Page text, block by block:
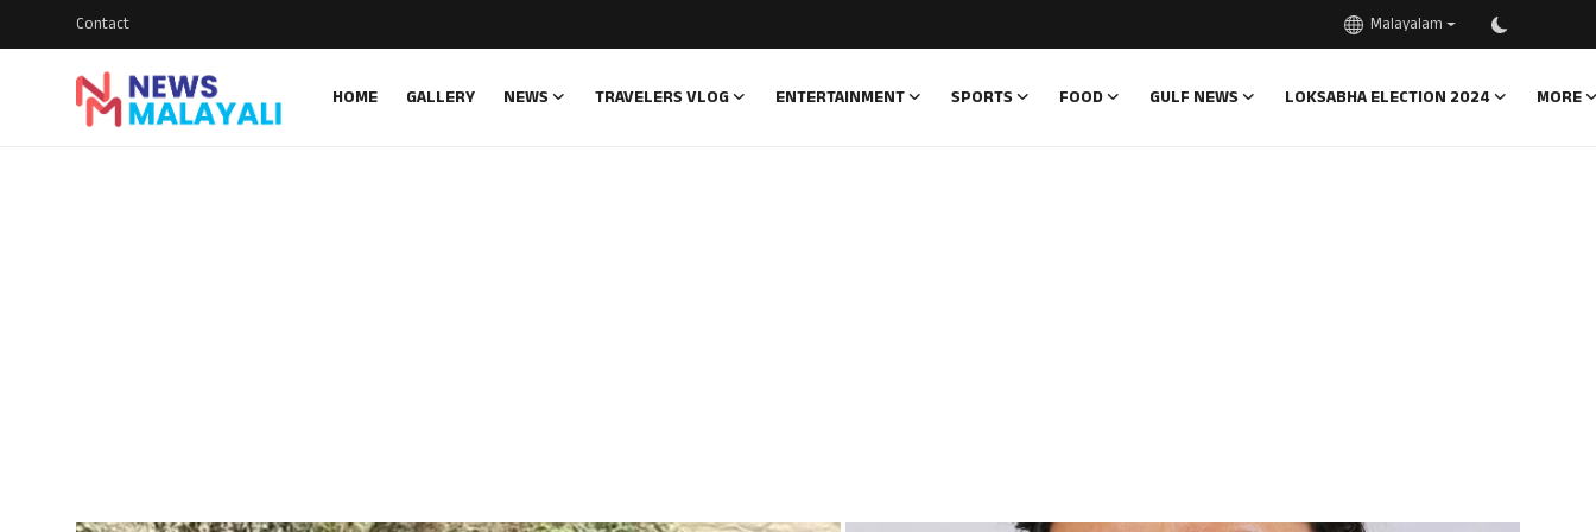
Contact Malayalam
HOME GALLERY NEWS TRAVELERS VLOG ENTERTAINMENT SPORTS FOOD GULF NEWS LOKSABHA ELECTION 2024 MORE